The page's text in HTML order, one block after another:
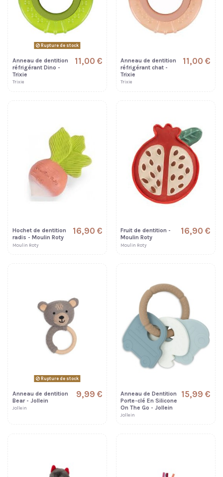
Rupture de stock
Anneau de dentition
réfrigérant Dino -
Trixie
Trixie
11,00 €
Anneau de dentition
réfrigérant chat -
Trixie
Trixie
11,00 €
Hochet de dentition
radis - Moulin Roty
Moulin Roty
16,90 €
Fruit de dentition -
Moulin Roty
Moulin Roty
16,90 €
Rupture de stock
Anneau de dentition
Bear - Jollein
Jollein
9,99 €
Anneau de Dentition
Porte-clé En Silicone
On The Go - Jollein
Jollein
15,99 €